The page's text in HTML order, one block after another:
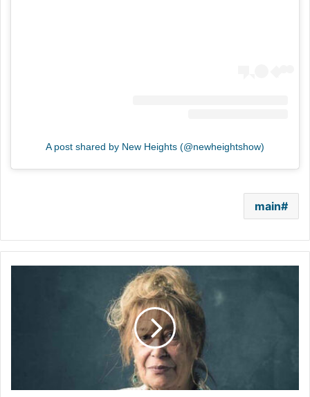
A post shared by New Heights (@newheightshow)
main
صادمة